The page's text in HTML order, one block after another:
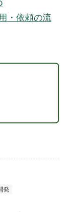
・依頼の流
発